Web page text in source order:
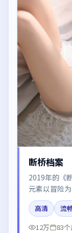
断桥档案
2019年的《
元素以冒险
海璐、肖战
论。
高清
流
12万
83